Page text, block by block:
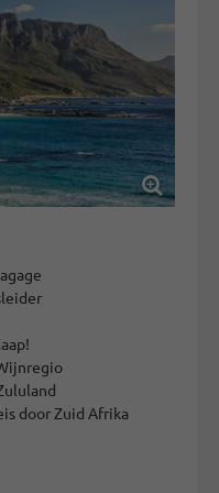
door Zuid Afrika